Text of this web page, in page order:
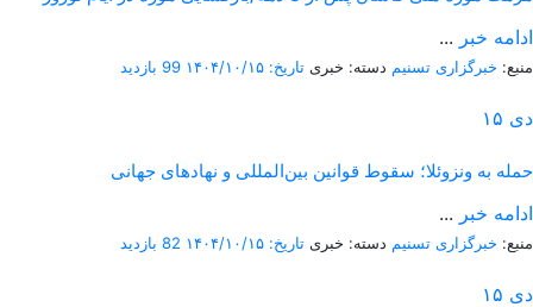
... ادامه خبر
منبع: خبرگزاری تسنیم دسته: خبری تاریخ: ۱۴۰۴/۱۰/۱۵ 99 بازدید
۱۵ دی
حمله به ونزوئلا؛ سقوط قوانین بین‌المللی و نهادهای جهانی
... ادامه خبر
منبع: خبرگزاری تسنیم دسته: خبری تاریخ: ۱۴۰۴/۱۰/۱۵ 82 بازدید
۱۵ دی